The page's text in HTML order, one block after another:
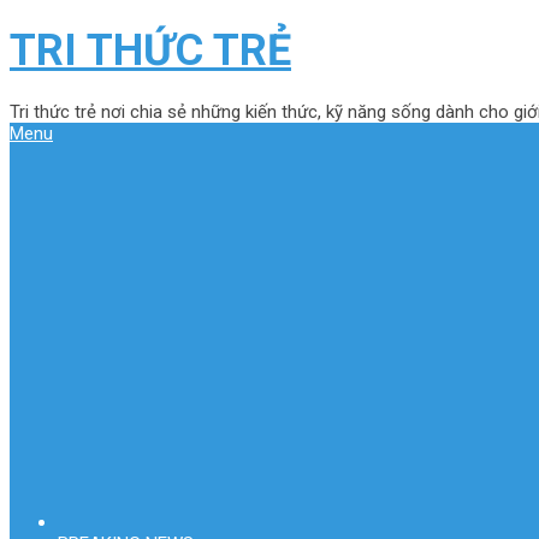
TRI THỨC TRẺ
Tri thức trẻ nơi chia sẻ những kiến thức, kỹ năng sống dành cho
Menu